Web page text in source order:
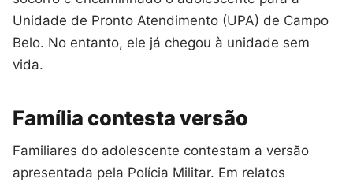
Unidade de Pronto Atendimento (UPA) de Campo
Belo. No entanto, ele já chegou à unidade sem
vida.
Família contesta versão
Familiares do adolescente contestam a versão
apresentada pela Polícia Militar. Em relatos